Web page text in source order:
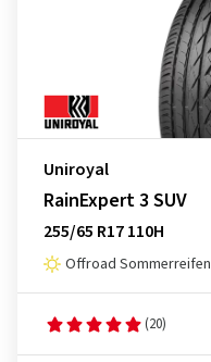
Uniroyal
RainExpert 3 SUV
255/65 R17 110H
Offroad Sommerreifen
(20)